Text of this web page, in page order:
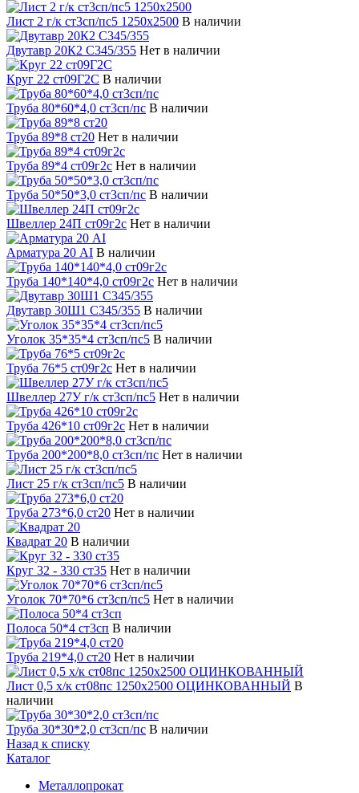
Лист 2 г/к ст3сп/пс5 1250х2500 В наличии
Двутавр 20К2 С345/355 Нет в наличии
Круг 22 ст09Г2С В наличии
Труба 80*60*4,0 ст3сп/пс В наличии
Труба 89*8 ст20 Нет в наличии
Труба 89*4 ст09г2с Нет в наличии
Труба 50*50*3,0 ст3сп/пс В наличии
Швеллер 24П ст09г2с Нет в наличии
Арматура 20 АI В наличии
Труба 140*140*4,0 ст09г2с Нет в наличии
Двутавр 30Ш1 С345/355 В наличии
Уголок 35*35*4 ст3сп/пс5 В наличии
Труба 76*5 ст09г2с Нет в наличии
Швеллер 27У г/к ст3сп/пс5 Нет в наличии
Труба 426*10 ст09г2с Нет в наличии
Труба 200*200*8,0 ст3сп/пс Нет в наличии
Лист 25 г/к ст3сп/пс5 В наличии
Труба 273*6,0 ст20 Нет в наличии
Квадрат 20 В наличии
Круг 32 - 330 ст35 Нет в наличии
Уголок 70*70*6 cт3сп/пс5 Нет в наличии
Полоса 50*4 ст3сп В наличии
Труба 219*4,0 ст20 Нет в наличии
Лист 0,5 х/к ст08пс 1250х2500 ОЦИНКОВАННЫЙ В
наличии
Труба 30*30*2,0 ст3сп/пс В наличии
Назад к списку
Каталог
Металлопрокат